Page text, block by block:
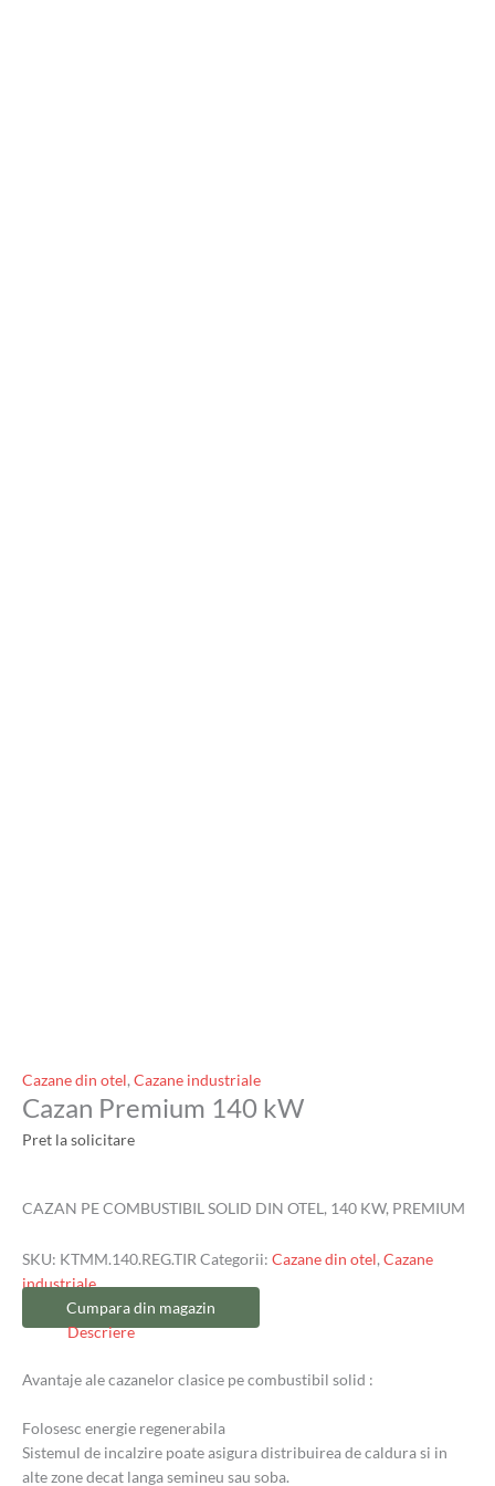
Cazane din otel, Cazane industriale
Cazan Premium 140 kW
Pret la solicitare
CAZAN PE COMBUSTIBIL SOLID DIN OTEL, 140 KW, PREMIUM
SKU: KTMM.140.REG.TIRCategorii: Cazane din otel,Cazane
industriale
Cumpara din magazin
Descriere
Avantaje ale cazanelor clasice pe combustibil solid :
Folosesc energie regenerabila
Sistemul de incalzire poate asigura distribuirea de caldura si in
alte zone decat langa semineu sau soba.